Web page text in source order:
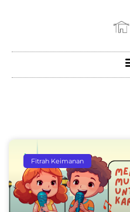
Fitrah Keimanan